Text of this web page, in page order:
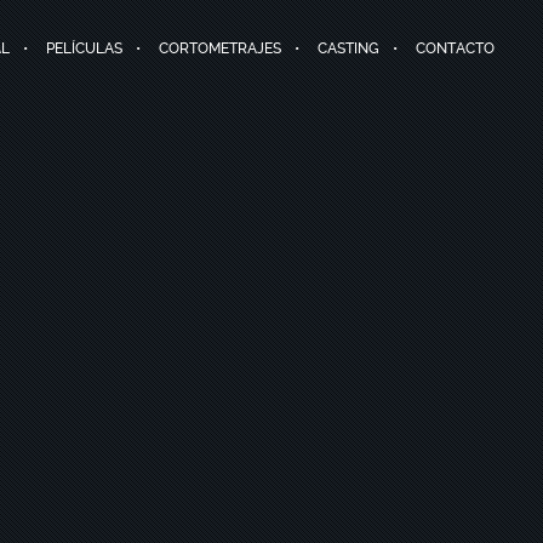
PELÍCULAS CORTOMETRAJES CASTING CONTACTO